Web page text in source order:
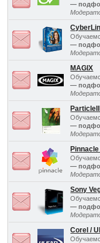
—
—
MAGIX
—
—
—
Sony
—
Corel /